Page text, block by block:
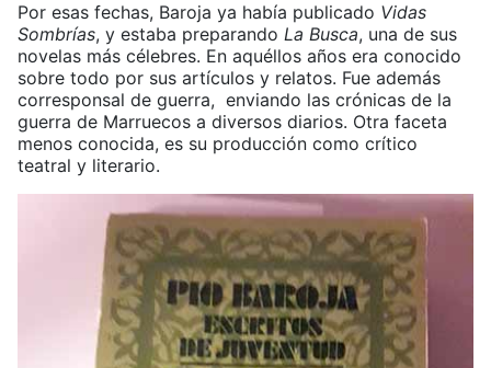
Por esas fechas, Baroja ya había publicado Vidas
Sombrías, y estaba preparando La Busca, una de sus
novelas más célebres. En aquéllos años era conocido
sobre todo por sus artículos y relatos. Fue además
corresponsal de guerra, enviando las crónicas de la
guerra de Marruecos a diversos diarios. Otra faceta
menos conocida, es su producción como crítico
teatral y literario.